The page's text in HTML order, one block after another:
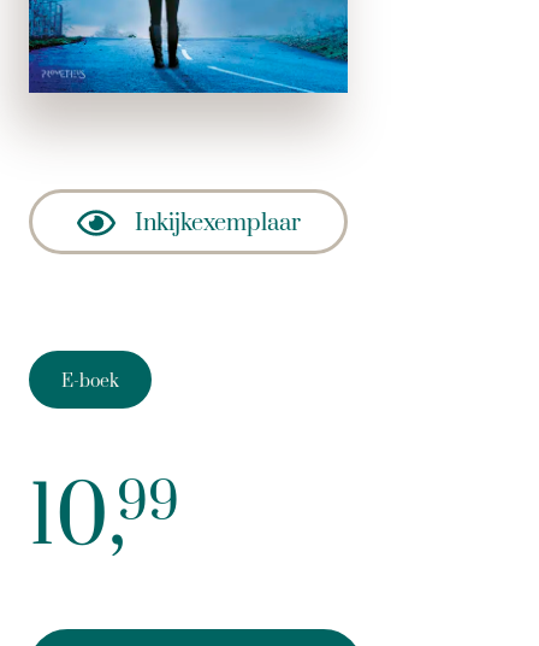
Inkijkexemplaar
E-boek
10,99